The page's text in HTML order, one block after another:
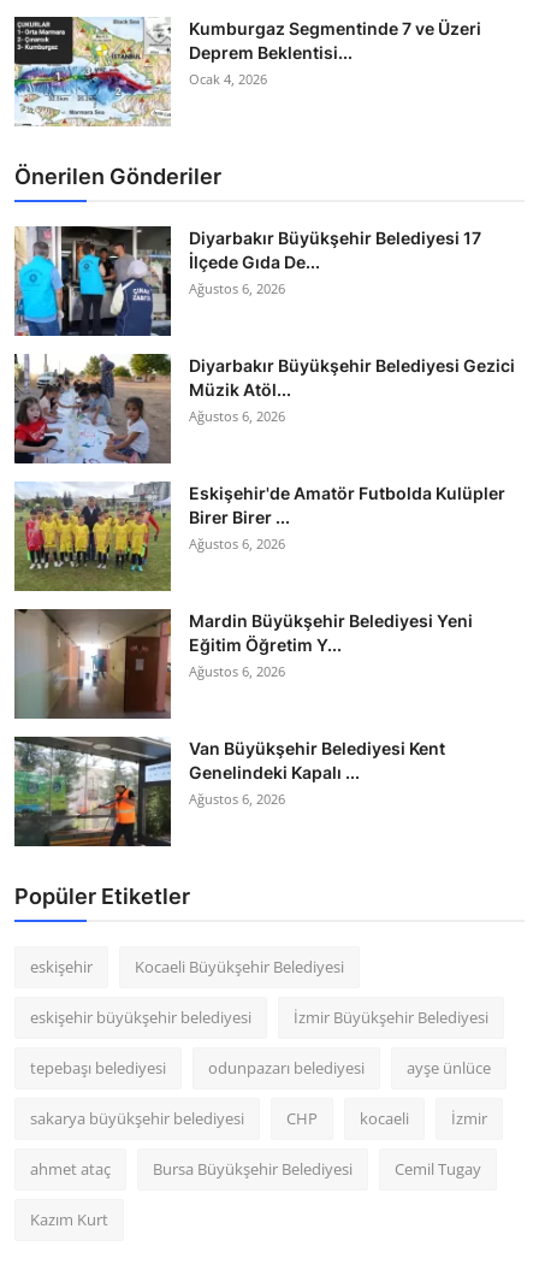
Kumburgaz Segmentinde 7 ve Üzeri
Deprem Beklentisi...
Ocak 4, 2026
Önerilen Gönderiler
Diyarbakır Büyükşehir Belediyesi 17
İlçede Gıda De...
Ağustos 6, 2026
Diyarbakır Büyükşehir Belediyesi Gezici
Müzik Atöl...
Ağustos 6, 2026
Eskişehir'de Amatör Futbolda Kulüpler
Birer Birer ...
Ağustos 6, 2026
Mardin Büyükşehir Belediyesi Yeni
Eğitim Öğretim Y...
Ağustos 6, 2026
Van Büyükşehir Belediyesi Kent
Genelindeki Kapalı ...
Ağustos 6, 2026
Popüler Etiketler
eskişehir Kocaeli Büyükşehir Belediyesi
eskişehir büyükşehir belediyesi İzmir Büyükşehir Belediyesi
tepebaşı belediyesi odunpazarı belediyesi ayşe ünlüce
sakarya büyükşehir belediyesi CHP kocaeli İzmir
ahmet ataç Bursa Büyükşehir Belediyesi Cemil Tugay
Kazım Kurt